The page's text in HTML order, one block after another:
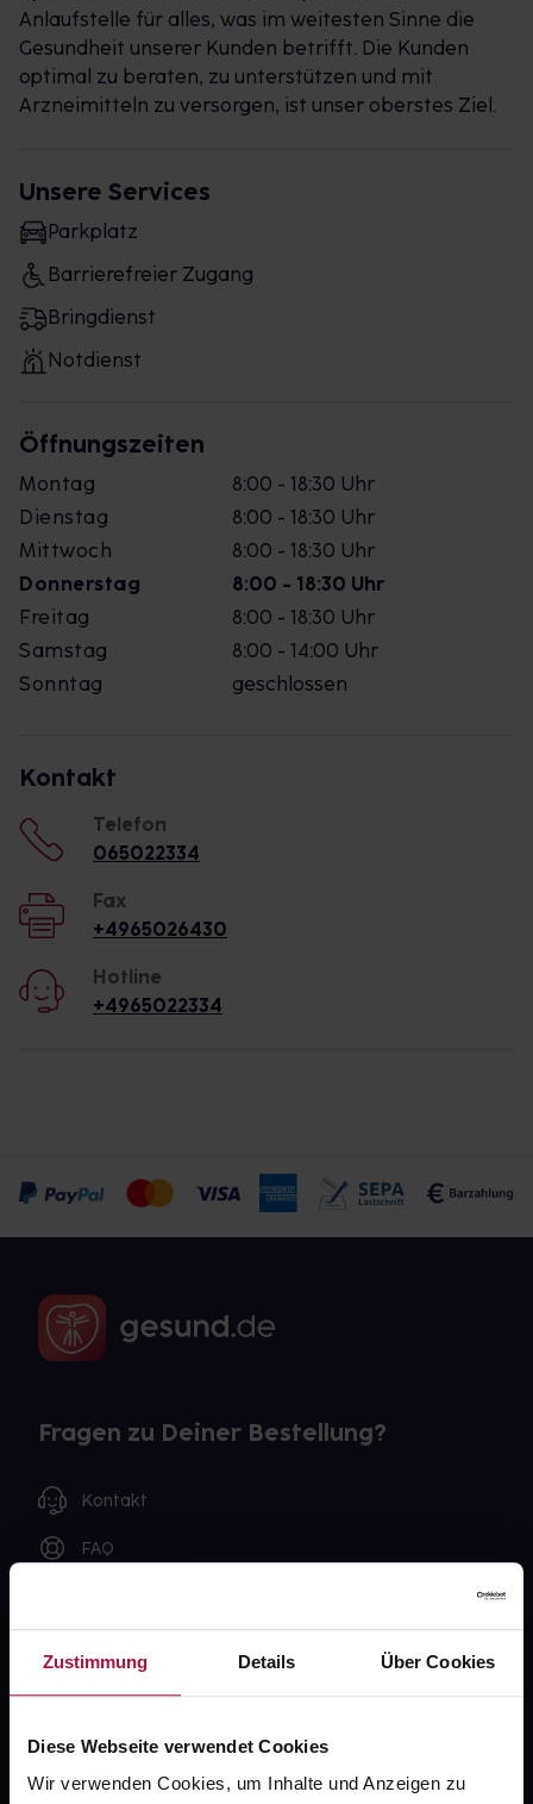
Zustimmung Details Über Cookies
Diese Webseite verwendet Cookies
Wir verwenden Cookies, um Inhalte und Anzeigen zu
Anlaufstelle für alles, was im weitesten Sinne die
Gesundheit unserer Kunden betrifft. Die Kunden
optimal zu beraten, zu unterstützen und mit
Arzneimitteln zu versorgen, ist unser oberstes Ziel.
Unsere Services
Parkplatz
Barrierefreier Zugang
Bringdienst
Notdienst
Öffnungszeiten
Montag
8:00 - 18:30 Uhr
Dienstag
8:00 - 18:30 Uhr
Mittwoch
8:00 - 18:30 Uhr
Donnerstag
8:00 - 18:30 Uhr
Freitag
8:00 - 18:30 Uhr
Samstag
8:00 - 14:00 Uhr
Sonntag
geschlossen
Kontakt
Telefon
065022334
Fax
+4965026430
Hotline
+4965022334
Fragen zu Deiner Bestellung?
Kontakt
FAQ
Über uns